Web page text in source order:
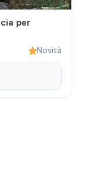
per
Novità